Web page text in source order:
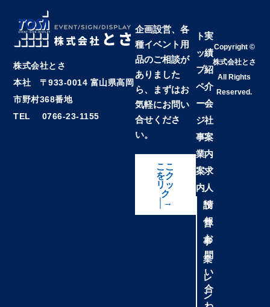
株式会社とさ
本社 〒933-0014 富山県高岡
市野村368番地
TEL 0766-23-1155
企画設営、各
種イベント用
品のご相談が
ありました
ら、まずはお
気軽にお問い
合せくださ
い。
ここ
をク
リッ
ク
│→
ト
ッ
プ
ペ
ー
ジ
事
業
案
内
設
営
事
業
レ
ン
実
績
紹
介
会
社
案
内
求
人
情
報
お
問
い
合
Copyright ©
株式会社とさ
All Rights
Reserved.